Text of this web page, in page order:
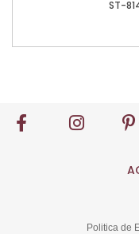
ST-
Politica de